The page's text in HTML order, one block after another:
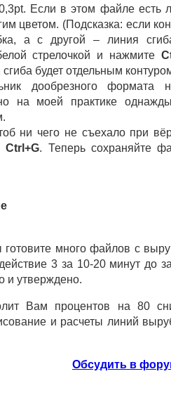
Если в этом файле есть
цветом. (Подсказка: если
а с другой – линия
стрелочкой и нажмите
будет отдельным
дообрезного формата
на моей практике
ни чего не съехало при
Ctrl+G. Теперь сохраняйте
готовите много файлов с
3 за 10-20 минут до
и утверждено.
Вам процентов на 80
и расчеты линий
Обсудить в